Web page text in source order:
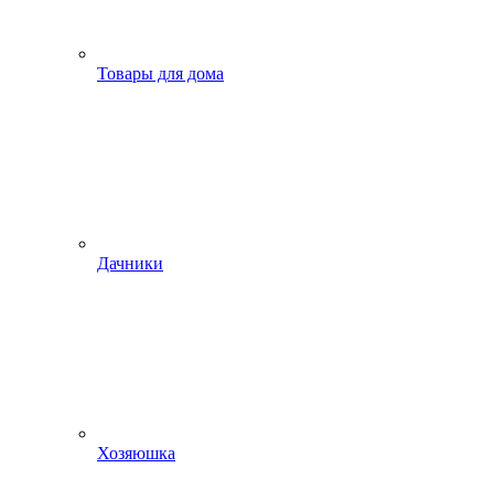
Товары для дома
Дачники
Хозяюшка